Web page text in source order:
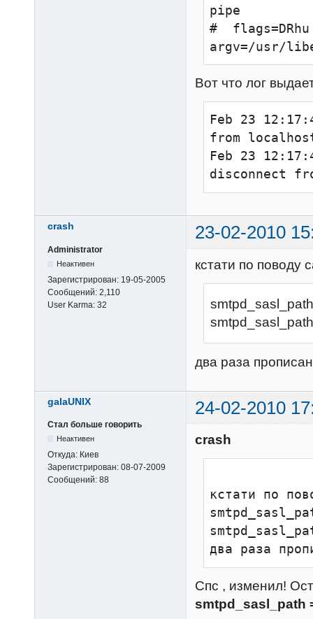
pipe
#
argv=/usr/
Вот что лог
Feb 23
from
Feb 23
disconnect
crash 23-02-2010
Administrator
Неактивен
Зарегистрирован: 19-05-2005
Сообщений: 2,110
User Karma: 32
кстати по поводу
два раза
galaUNIX 24-02-2010
Стал больше говорить
Неактивен
Откуда: Киев
Зарегистрирован: 08-07-2009
Сообщений: 88
crash
кстати по
два раза
Спс , изменил!
smtpd_sasl_path